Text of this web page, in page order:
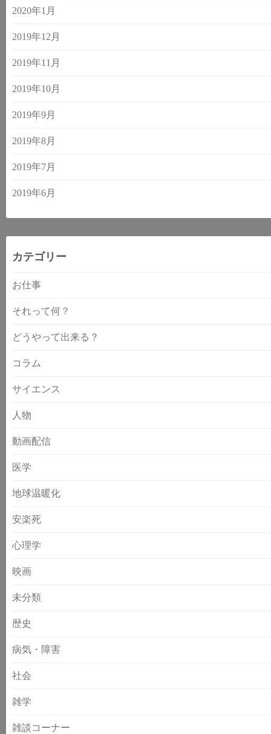
2020年1月
2019年12月
2019年11月
2019年10月
2019年9月
2019年8月
2019年7月
2019年6月
カテゴリー
お仕事
それって何？
どうやって出来る？
コラム
サイエンス
人物
動画配信
医学
地球温暖化
安楽死
心理学
映画
未分類
歴史
病気・障害
社会
雑学
雑談コーナー